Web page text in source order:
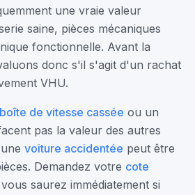
une vraie valeur
saine, pièces mécaniques
fonctionnelle. Avant la
donc s'il s'agit d'un rachat
VHU.
boîte de vitesse cassée ou un
pas la valeur des autres
voiture accidentée peut être
Demandez votre cote
saurez immédiatement si